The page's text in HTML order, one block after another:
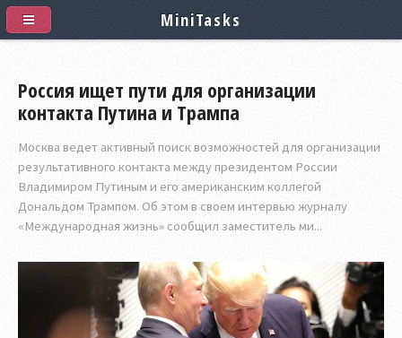
Россия ищет пути для организации
контакта Путина и Трампа
Москва ведет активный поиск возможностей для организации
результативного контакта между президентом России
Владимиром Путиным и его американским коллегой
Дональдом Трампом. Об этом в своем интервью журналу
«Международная жизнь» сообщил заместитель ми...
MiniTasks